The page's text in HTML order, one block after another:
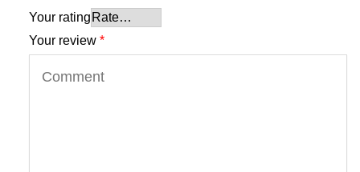
Your rating
Your review *